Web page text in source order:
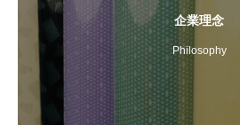
企業理念
Philosophy